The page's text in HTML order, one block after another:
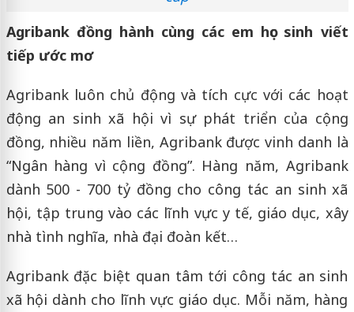
Agribank đồng hành cùng các em học sinh viết
tiếp ước mơ
Agribank luôn chủ động và tích cực với các hoạt
động an sinh xã hội vì sự phát triển của cộng
đồng, nhiều năm liền, Agribank được vinh danh là
“Ngân hàng vì cộng đồng”. Hàng năm, Agribank
dành 500 - 700 tỷ đồng cho công tác an sinh xã
hội, tập trung vào các lĩnh vực y tế, giáo dục, xây
nhà tình nghĩa, nhà đại đoàn kết…
Agribank đặc biệt quan tâm tới công tác an sinh
xã hội dành cho lĩnh vực giáo dục. Mỗi năm, hàng